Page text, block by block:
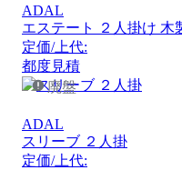
ADAL
エステート ２人掛け 木
定価/上代:
都度見積
廃盤
ADAL
スリーブ ２人掛
定価/上代: